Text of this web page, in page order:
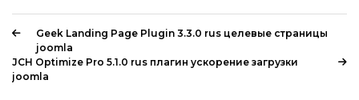
Geek Landing Page Plugin 3.3.0 rus целевые страницы
joomla
JCH Optimize Pro 5.1.0 rus плагин ускорение загрузки
joomla